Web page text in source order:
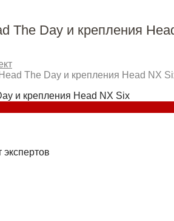
The Day и крепления
The Day и крепления Head NX
и крепления Head NX Six